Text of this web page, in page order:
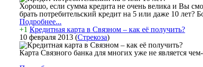
Хорошо, если сумма кредита не очень велика и Вы
брать потребительский кредит на 5 или даже 10 лет?
Подробнее...
+1 Кредитная карта в Связном – как её получить?
10 февраля 2013 (Стрекоза)
Карта Связного банка для многих уже не является